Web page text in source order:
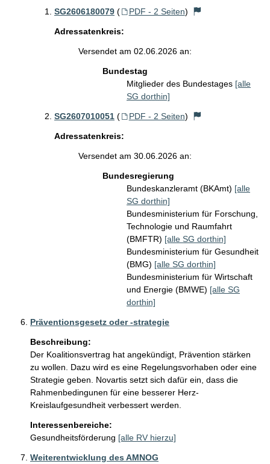
SG2606180079 ( PDF - 2 Seiten)
Adressatenkreis:
Versendet am 02.06.2026 an:
Bundestag
Mitglieder des Bundestages [alle
SG dorthin]
SG2607010051 ( PDF - 2 Seiten)
Adressatenkreis:
Versendet am 30.06.2026 an:
Bundesregierung
Bundeskanzleramt (BKAmt) [alle
SG dorthin]
Bundesministerium für Forschung,
Technologie und Raumfahrt
(BMFTR) [alle SG dorthin]
Bundesministerium für Gesundheit
(BMG) [alle SG dorthin]
Bundesministerium für Wirtschaft
und Energie (BMWE) [alle SG
dorthin]
Präventionsgesetz oder -strategie
Beschreibung:
Der Koalitionsvertrag hat angekündigt, Prävention stärken
zu wollen. Dazu wird es eine Regelungsvorhaben oder eine
Strategie geben. Novartis setzt sich dafür ein, dass die
Rahmenbedingunen für eine besserer Herz-
Kreislaufgesundheit verbessert werden.
Interessenbereiche:
Gesundheitsförderung [alle RV hierzu]
Weiterentwicklung des AMNOG